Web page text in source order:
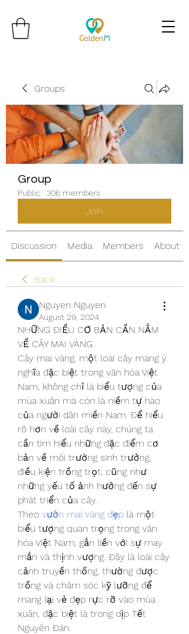
Groups
Group
Public · 306 members
Join
Discussion Media Members About
Back
Nguyen Nguyen
August 29, 2024
NHỮNG ĐIỀU CƠ BẢN CẦN NẮM
VỀ CÂY MAI VÀNG
Cây mai vàng, một loài cây mang ý
nghĩa đặc biệt trong văn hóa Việt
Nam, không chỉ là biểu tượng của
mùa xuân mà còn là niềm tự hào
của người dân miền Nam. Để hiểu
rõ hơn về loài cây này, chúng ta
cần tìm hiểu những đặc điểm cơ
bản về môi trường sinh trưởng,
điều kiện trồng trọt, cũng như
những yếu tố ảnh hưởng đến sự
phát triển của cây.
Theo vườn mai vàng đẹp là một
biểu tượng quan trọng trong văn
hóa Việt Nam, gắn liền với sự may
mắn và thịnh vượng. Đây là loài cây
cảnh truyền thống, thường được
trồng và chăm sóc kỹ lưỡng để
mang lại vẻ đẹp rực rỡ vào mùa
xuân, đặc biệt là trong dịp Tết
Nguyên Đán.